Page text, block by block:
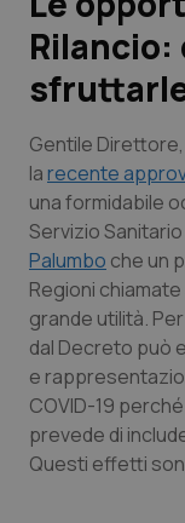
Scienza e
Studi e Analisi
Lettere al
Edizioni
QS Pro
Professionisti
Abruzzo
QS Pro
QS Club
Gentile Direttore,
larecente
una formidabile
Servizio
Palumbo che un
Regioni
grande utilità.
dal Decreto può
e
COVID-19
prevede di
Questi effetti